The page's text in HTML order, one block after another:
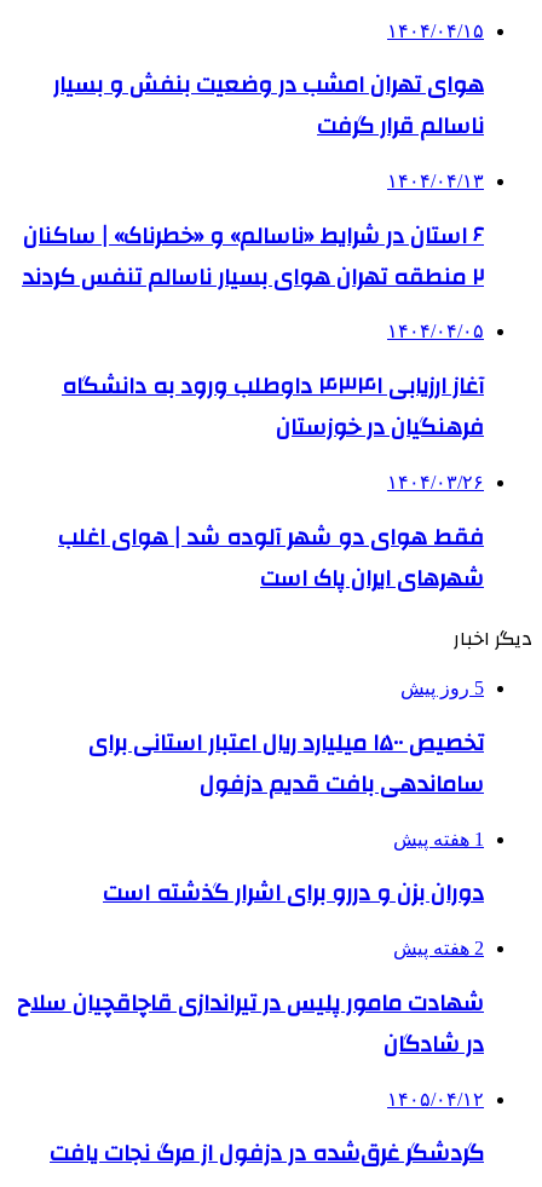
۱۴۰۴/۰۴/۱۵
هوای تهران امشب در وضعیت بنفش و بسیار
ناسالم قرار گرفت
۱۴۰۴/۰۴/۱۳
۶ استان در شرایط «ناسالم» و «خطرناک» | ساکنان
۲ منطقه تهران هوای بسیار ناسالم تنفس کردند
۱۴۰۴/۰۴/۰۵
آغاز ارزیابی ۴۳۴۱ داوطلب ورود به دانشگاه
فرهنگیان در خوزستان
۱۴۰۴/۰۳/۲۶
فقط هوای دو شهر آلوده شد | هوای اغلب
شهرهای ایران پاک است
دیگر اخبار
5 روز پیش
تخصیص ۱۵۰۰ میلیارد ریال اعتبار استانی برای
ساماندهی بافت قدیم دزفول
1 هفته پیش
دوران بزن و دررو برای اشرار گذشته است
2 هفته پیش
شهادت مامور پلیس در تیراندازی قاچاقچیان سلاح
در شادگان
۱۴۰۵/۰۴/۱۲
گردشگر غرق‌شده در دزفول از مرگ نجات یافت